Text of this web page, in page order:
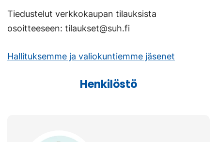
Tiedustelut verkkokaupan tilauksista
osoitteeseen: tilaukset@suh.fi
Hallituksemme ja valiokuntiemme jäsenet
Henkilöstö